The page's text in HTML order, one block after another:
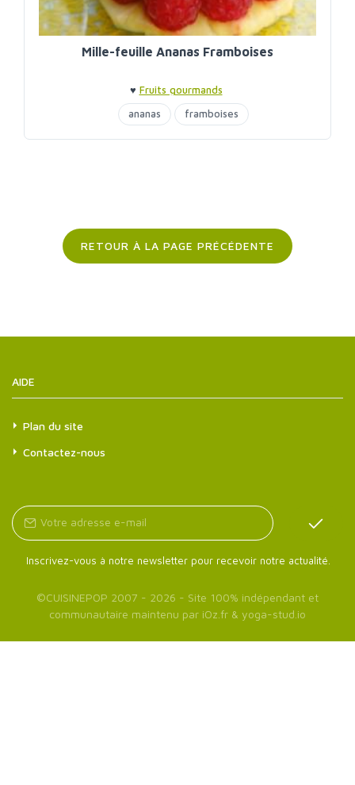
Mille-feuille Ananas Framboises
♥ Fruits gourmands
ananas
framboises
RETOUR À LA PAGE PRÉCÉDENTE
AIDE
Plan du site
Contactez-nous
Inscrivez-vous à notre newsletter pour recevoir notre actualité.
©CUISINEPOP 2007 - 2026 - Site 100% indépendant et
communautaire maintenu par iOz.fr & yoga-stud.io